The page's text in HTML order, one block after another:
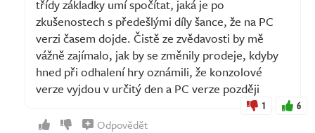
třídy základky umí spočítat, jaká je po
zkušenostech s předešlými díly šance, že na PC
verzi časem dojde. Čistě ze zvědavosti by mě
vážně zajímalo, jak by se změnily prodeje, kdyby
hned při odhalení hry oznámili, že konzolové
verze vyjdou v určitý den a PC verze později
1 6
Odpovědět